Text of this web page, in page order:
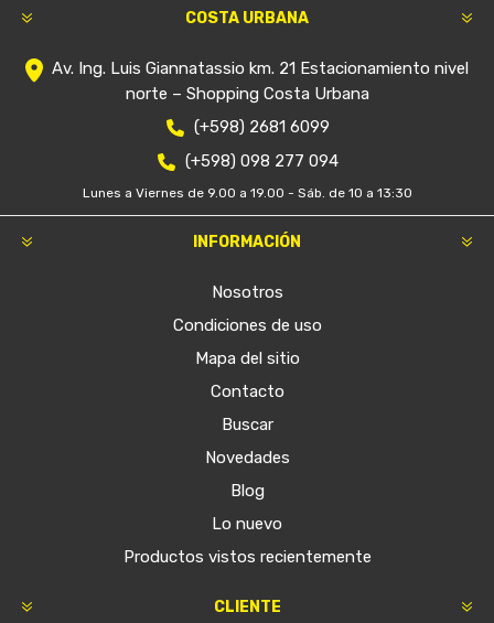
COSTA URBANA
Av. Ing. Luis Giannatassio km. 21 Estacionamiento nivel
norte – Shopping Costa Urbana
(+598) 2681 6099
(+598) 098 277 094
Lunes a Viernes de 9.00 a 19.00 - Sáb. de 10 a 13:30
INFORMACIÓN
Nosotros
Condiciones de uso
Mapa del sitio
Contacto
Buscar
Novedades
Blog
Lo nuevo
Productos vistos recientemente
CLIENTE